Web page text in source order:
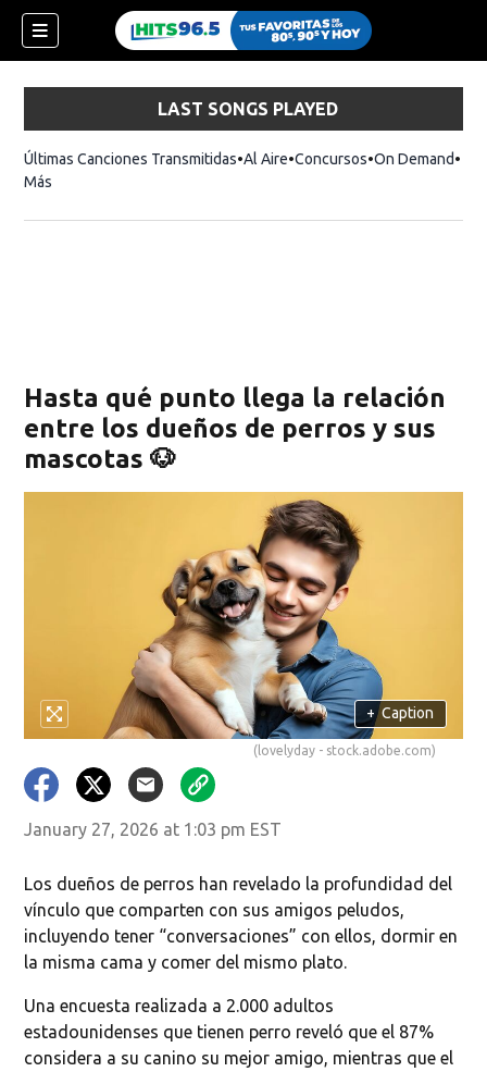
LAST SONGS PLAYED
Últimas Canciones Transmitidas Al Aire Concursos On Demand
Más
Hasta qué punto llega la relación
entre los dueños de perros y sus
mascotas 🐶
+ Caption
(lovelyday - stock.adobe.com)
January 27, 2026 at 1:03 pm EST
Los dueños de perros han revelado la profundidad del
vínculo que comparten con sus amigos peludos,
incluyendo tener “conversaciones” con ellos, dormir en
la misma cama y comer del mismo plato.
Una encuesta realizada a 2.000 adultos
estadounidenses que tienen perro reveló que el 87%
considera a su canino su mejor amigo, mientras que el